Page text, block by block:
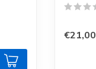
€21,00